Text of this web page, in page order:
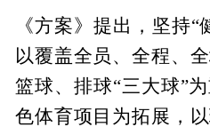
《方案》提出，坚持“
以覆盖全员、全程、
篮球、排球“三大球”
色体育项目为拓展，